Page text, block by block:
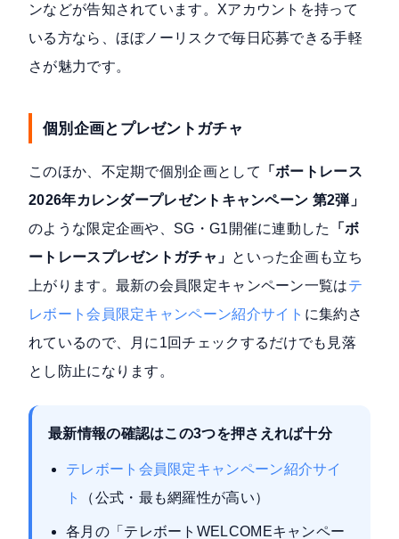
ンなどが告知されています。Xアカウントを持って
いる方なら、ほぼノーリスクで毎日応募できる手軽
さが魅力です。
個別企画とプレゼントガチャ
このほか、不定期で個別企画として
「ボートレース
2026年カレンダープレゼントキャンペーン 第2弾」
のような限定企画や、SG・G1開催に連動した
「ボ
ートレースプレゼントガチャ」 といった企画も立ち
上がります。最新の会員限定キャンペーン一覧はテ
レボート会員限定キャンペーン紹介サイト に集約さ
れているので、月に1回チェックするだけでも見落
とし防止になります。
最新情報の確認はこの3つを押さえれば十分
テレボート会員限定キャンペーン紹介サイ
ト
（公式・最も網羅性が高い）
各月の「テレボートWELCOMEキャンペー